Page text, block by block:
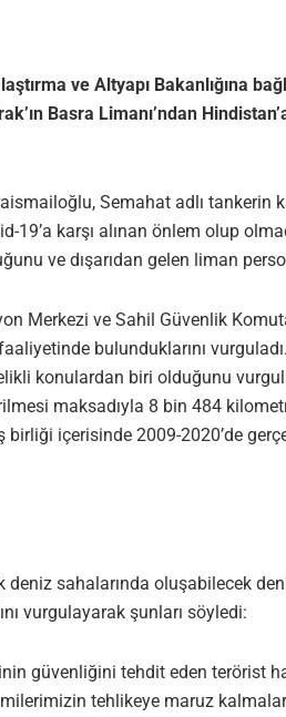
ve Altyapı Bakanlığına
Basra Limanı’ndan
Semahat adlı
karşı alınan önlem olup
ve dışarıdan gelen liman
Merkezi ve Sahil Güvenlik
bulunduklarını
konulardan biri olduğunu
maksadıyla 8 bin 484
birliği içerisinde 2009-2020’de
sahalarında oluşabilecek
vurgulayarak şunları söyledi:
güvenliğini tehdit eden
tehlikeye maruz